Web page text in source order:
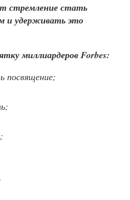
стремление стать
и удерживать это
миллиардеров Forbes:
посвящение;